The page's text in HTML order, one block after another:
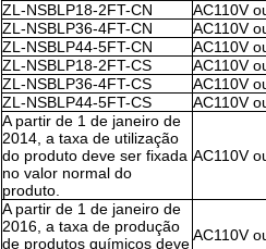
ZL-NSBLP18-2FT-CN
AC110V
ZL-NSBLP36-4FT-CN
AC110V
ZL-NSBLP44-5FT-CN
AC110V
ZL-NSBLP18-2FT-CS
AC110V
ZL-NSBLP36-4FT-CS
AC110V
ZL-NSBLP44-5FT-CS
AC110V
A partir de 1 de janeiro de
2014, a taxa de utilização
do produto deve ser fixada
no valor normal do
produto.
AC110V
A partir de 1 de janeiro de
2016, a taxa de produção
de produtos químicos deveAC110V